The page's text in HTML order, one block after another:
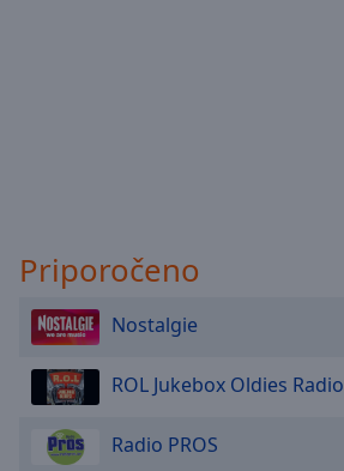
Priporočeno
Nostalgie
ROL Jukebox Oldies Radio
Radio PROS